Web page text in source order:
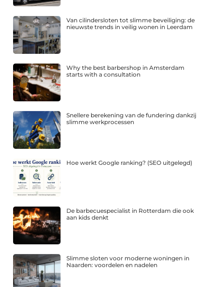
Van cilindersloten tot slimme beveiliging: de
nieuwste trends in veilig wonen in Leerdam
Why the best barbershop in Amsterdam
starts with a consultation
Snellere berekening van de fundering dankzij
slimme werkprocessen
Hoe werkt Google ranking? (SEO uitgelegd)
De barbecuespecialist in Rotterdam die ook
aan kids denkt
Slimme sloten voor moderne woningen in
Naarden: voordelen en nadelen